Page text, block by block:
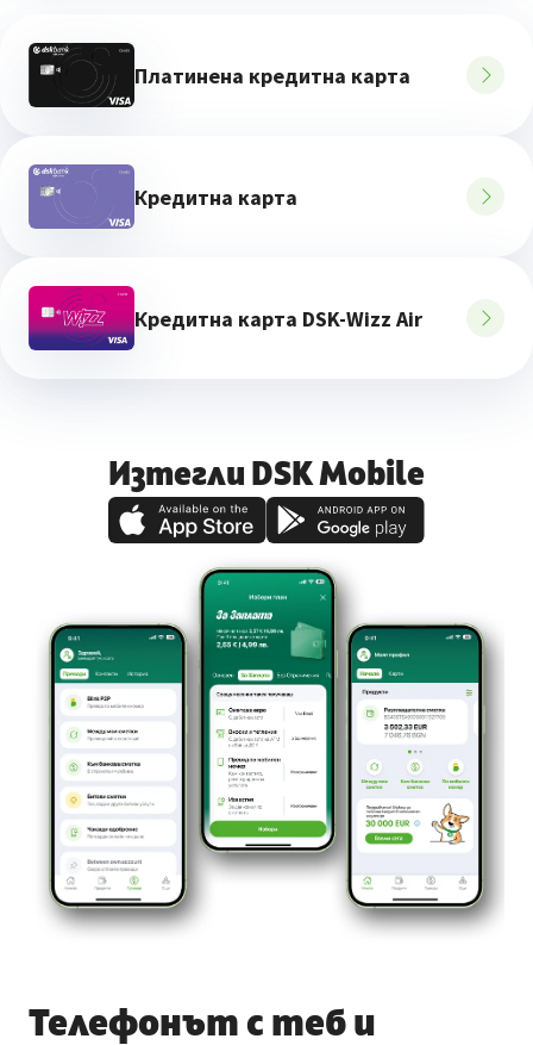
Платинена кредитна карта
Кредитна карта
Кредитна карта DSK-Wizz Air
Изтегли DSK Mobile
Телефонът с теб и